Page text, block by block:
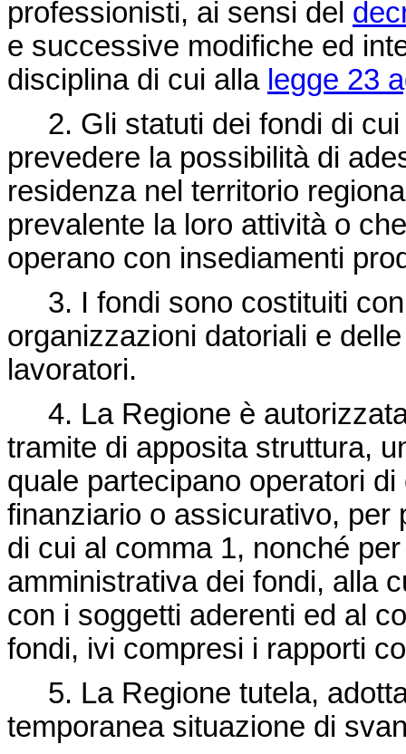
professionisti, ai sensi del
e successive modifiche ed
disciplina di cui alla legge 23
2. Gli statuti dei fondi di cui
prevedere la possibilità di
residenza nel territorio
prevalente la loro attività o
operano con insediamenti
3. I fondi sono costituiti con
organizzazioni datoriali e
lavoratori.
4. La Regione è
tramite di apposita struttura,
quale partecipano operatori
finanziario o assicurativo, per
di cui al comma 1, nonché
amministrativa dei fondi, alla
con i soggetti aderenti ed al
fondi, ivi compresi i rapporti
5. La Regione tutela,
temporanea situazione di